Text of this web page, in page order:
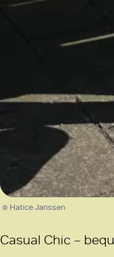
Unmute /
© Hatice Janssen
Casual Chic –